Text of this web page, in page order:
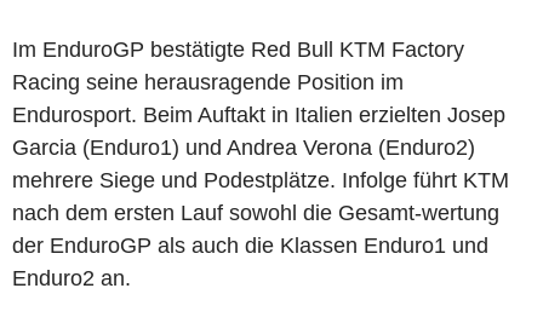
Im EnduroGP bestätigte Red Bull KTM Factory
Racing seine herausragende Position im
Endurosport. Beim Auftakt in Italien erzielten Josep
Garcia (Enduro1) und Andrea Verona (Enduro2)
mehrere Siege und Podestplätze. Infolge führt KTM
nach dem ersten Lauf sowohl die Gesamt-wertung
der EnduroGP als auch die Klassen Enduro1 und
Enduro2 an.